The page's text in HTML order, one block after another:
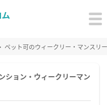
ペット可のウィークリー・マンスリ
ション・ウィークリーマン